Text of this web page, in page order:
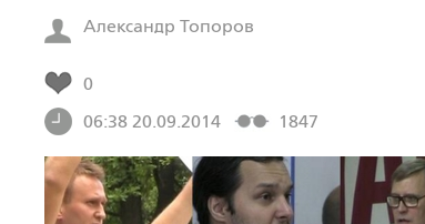
Александр Топоров
0
06:38 20.09.2014
1847